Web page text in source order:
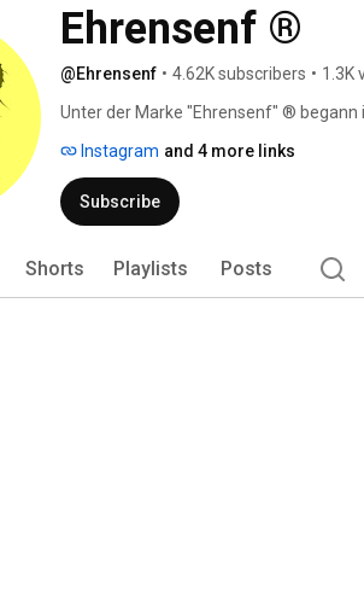
Ehrensenf ®
@Ehrensenf • 4.62K subscribers • 1.3K
Unter der Marke "Ehrensenf" ®
weitere, unterhaltsame Inhalte
YouTube-Kanal übertragen (frühere
von "Ehrensenf" werden weiterhin
Instagram and 4 more links
Subscribe
Shorts Playlists Posts